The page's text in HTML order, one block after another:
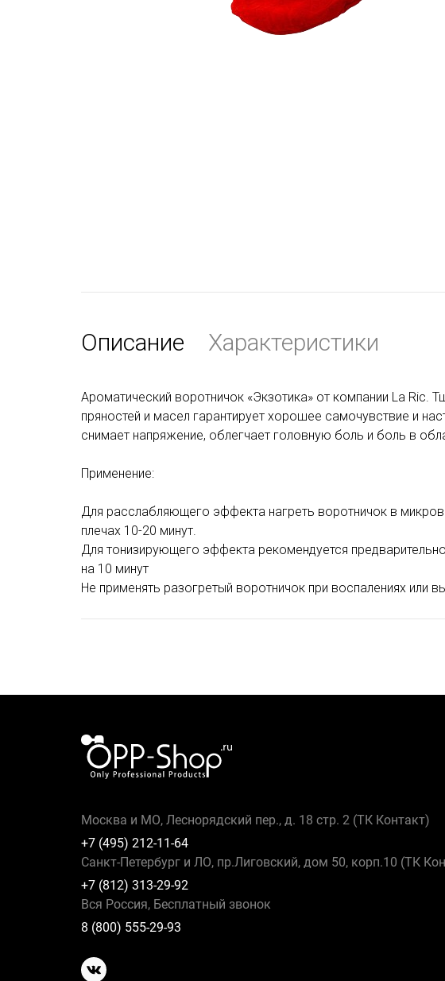
Описание Характеристики
Ароматический воротничок «Экзотика» от компании La Ric.
пряностей и масел гарантирует хорошее самочувствие и
снимает напряжение, облегчает головную боль и боль в
Применение:
Для расслабляющего эффекта нагреть воротничок в
плечах 10-20 минут.
Для тонизирующего эффекта рекомендуется
на 10 минут
Не применять разогретый воротничок при воспалениях или
Москва и МО, Леснорядский пер., д. 18 стр. 2 (ТК Контакт)
+7 (495) 212-11-64
Санкт-Петербург и ЛО, пр.Лиговский, дом 50, корп.10 (ТК
+7 (812) 313-29-92
Вся Россия, Бесплатный звонок
8 (800) 555-29-93